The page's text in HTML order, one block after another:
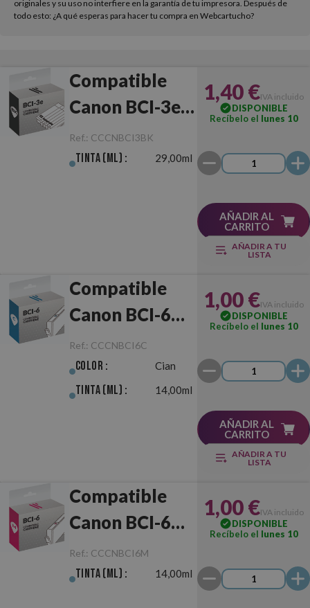
originales y su uso no interfiere en la garantía de tu impresora. Después de
todo esto: ¿A qué esperas para hacer tu compra en Webcartucho?
Compatible
Canon BCI-3e
Negro
Ref.: CCCNBCI3BK
Tinta (ml) : 29,00ml
1,40 €IVA incluido
DISPONIBLE
Recíbelo el lunes 10
AÑADIR AL
CARRITO
AÑADIR A TU
LISTA
Compatible
Canon BCI-6
Cian
Ref.: CCCNBCI6C
Color : Cian
Tinta (ml) : 14,00ml
1,00 €IVA incluido
DISPONIBLE
Recíbelo el lunes 10
AÑADIR AL
CARRITO
AÑADIR A TU
LISTA
Compatible
Canon BCI-6
Magenta
Ref.: CCCNBCI6M
Tinta (ml) : 14,00ml
1,00 €IVA incluido
DISPONIBLE
Recíbelo el lunes 10